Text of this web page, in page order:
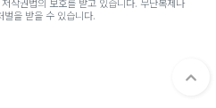
벌을 받을 수 있습니다.